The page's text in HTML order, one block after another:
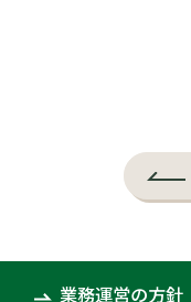
業務運営の方針